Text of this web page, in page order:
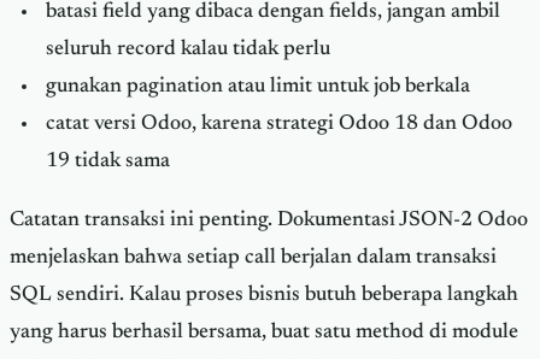
batasi field yang dibaca dengan fields, jangan ambil
seluruh record kalau tidak perlu
gunakan pagination atau limit untuk job berkala
catat versi Odoo, karena strategi Odoo 18 dan Odoo
19 tidak sama
Catatan transaksi ini penting. Dokumentasi JSON-2 Odoo
menjelaskan bahwa setiap call berjalan dalam transaksi
SQL sendiri. Kalau proses bisnis butuh beberapa langkah
yang harus berhasil bersama, buat satu method di module